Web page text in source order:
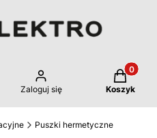
Zaloguj się Koszyk
Puszki hermetyczne